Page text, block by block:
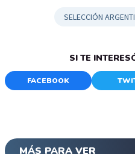
SELECCIÓN
SI TE
FACEBOOK
MÁS PARA VER